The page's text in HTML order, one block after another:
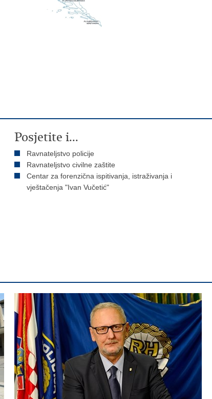
Posjetite i...
Ravnateljstvo policije
Ravnateljstvo civilne zaštite
Centar za forenzična ispitivanja, istraživanja i
vještačenja "Ivan Vučetić"